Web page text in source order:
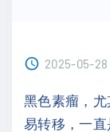
2025-05-28
黑色素瘤，尤
易转移，一